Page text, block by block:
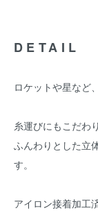
DETAIL
ロケットや星など
糸運びにもこだわり
ふんわりとした立
す。
アイロン接着加工